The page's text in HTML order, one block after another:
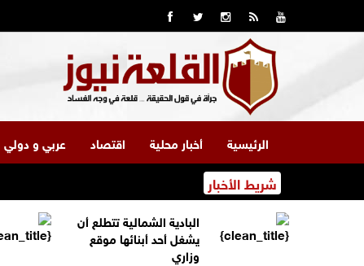
الرئيسية أخبار محلية اقتصاد عربي و دولي
شريط الأخبار
البادية الشمالية تتطلع أن
يشغل أحد أبنائها موقع
وزاري